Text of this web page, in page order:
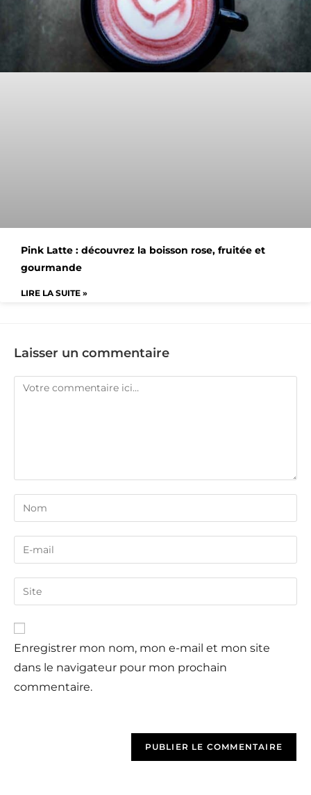
Pink Latte : découvrez la boisson rose, fruitée et
gourmande
LIRE LA SUITE »
Laisser un commentaire
Enregistrer mon nom, mon e-mail et mon site
dans le navigateur pour mon prochain
commentaire.